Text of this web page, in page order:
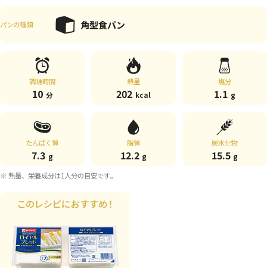
パンの種類 角型食パン
調理時間
10 分
熱量
202 kcal
塩分
1.1 g
たんぱく質
7.3 g
脂質
12.2 g
炭水化物
15.5 g
※ 熱量、栄養成分は1人分の目安です。